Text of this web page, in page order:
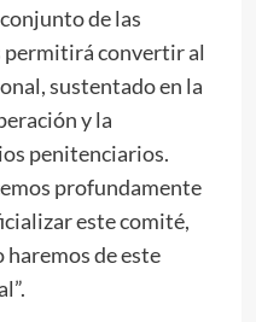
de las
convertir al
sustentado en la
y la
penitenciarios.
profundamente
este comité,
de este